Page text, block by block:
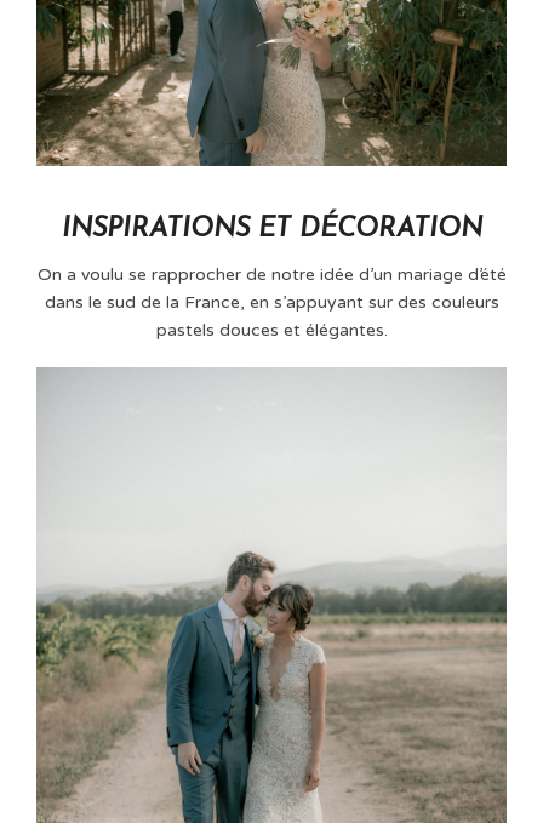
INSPIRATIONS ET DÉCORATION
On a voulu se rapprocher de notre idée d’un mariage d’été
dans le sud de la France, en s’appuyant sur des couleurs
pastels douces et élégantes.